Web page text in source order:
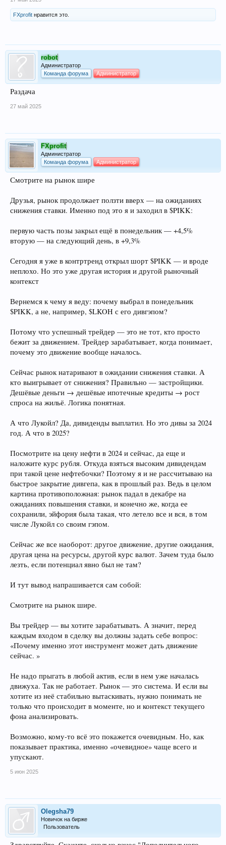
FXprofit нравится это.
robot
Администратор
Команда форума
Администратор
Раздача
27 май 2025
FXprofit
Администратор
Команда форума
Администратор
Смотрите на рынок шире
Друзья, рынок продолжает ползти вверх — на ожиданиях
снижения ставки. Именно под это я и заходил в $PIKK:
первую часть позы закрыл ещё в понедельник — +4,5%
вторую — на следующий день, в +9,3%
Сегодня я уже в контртренд открыл шорт $PIKK — и вроде
неплохо. Но это уже другая история и другой рыночный
контекст
Вернемся к чему я веду: почему выбрал в понедельник
$PIKK, а не, например, $LKOH с его дивгэпом?
Потому что успешный трейдер — это не тот, кто просто
бежит за движением. Трейдер зарабатывает, когда понимает,
почему это движение вообще началось.
Сейчас рынок натаривают в ожидании снижения ставки. А
кто выигрывает от снижения? Правильно — застройщики.
Дешёвые деньги → дешёвые ипотечные кредиты → рост
спроса на жильё. Логика понятная.
А что Лукойл? Да, дивиденды выплатил. Но это дивы за 2024
год. А что в 2025?
Посмотрите на цену нефти в 2024 и сейчас, да еще и
наложите курс рубля. Откуда взяться высоким дивидендам
при такой цене нефтебочки? Поэтому я и не рассчитываю на
быстрое закрытие дивгепа, как в прошлый раз. Ведь в целом
картина противоположная: рынок падал в декабре на
ожиданиях повышения ставки, и конечно же, когда ее
сохранили, эйфория была такая, что летело все и вся, в том
числе Лукойл со своим гэпом.
Сейчас же все наоборот: другое движение, другие ожидания,
другая цена на ресурсы, другой курс валют. Зачем туда было
лезть, если потенциал явно был не там?
И тут вывод напрашивается сам собой:
Смотрите на рынок шире.
Вы трейдер — вы хотите зарабатывать. А значит, перед
каждым входом в сделку вы должны задать себе вопрос:
«Почему именно этот инструмент может дать движение
сейчас. »
Не надо прыгать в любой актив, если в нем уже началась
движуха. Так не работает. Рынок — это система. И если вы
хотите из неё стабильно вытаскивать, нужно понимать не
только что происходит в моменте, но и контекст текущего
фона анализировать.
Возможно, кому-то всё это покажется очевидным. Но, как
показывает практика, именно «очевидное» чаще всего и
упускают.
5 июн 2025
Olegsha79
Новичок на бирже
Пользователь